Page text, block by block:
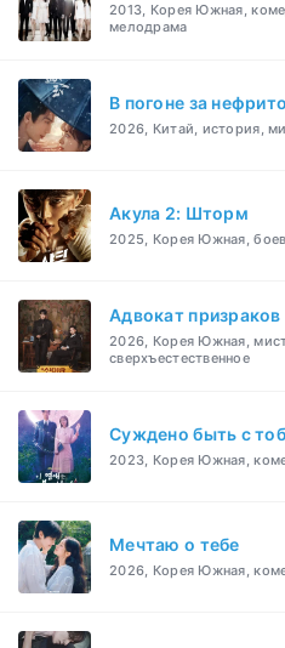
2013, Корея Южная,
мелодрама
В погоне за
2026, Китай, история,
Акула 2: Шторм
2025, Корея Южная,
Адвокат призраков
2026, Корея Южная,
сверхъестественное
Суждено быть с
2023, Корея Южная,
Мечтаю о тебе
2026, Корея Южная,